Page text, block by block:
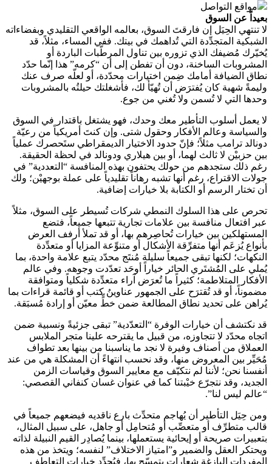
مواقع التواصل
بعيداً عن السوق
لا تنتهي الحِيَل إن فارقتَ السوق، بعالمه الواقعي التقليدي وبفضاءاته
الشبكية المتجدِّدة التي تُداهمك في بيتك. ففي المساء، مثلاً، قد
يُخيّرك مُضيفك الذي تزوره بين تناول المرطّبات الباردة أو
المشروبات الساخنة، دون أن تفطن إلى أن “كرمه” هذا إنّما حدّد
نطاق الضيافة أمامك ضِمن اختيارات محدّدة، أو لعلّه صرف عنك
وليمةً شهية كان يُفترَض أن تُهيّأ لك، فأشغلتك حيلتُه بالمشروبات
وحدها التي لا تُسمن ولا تُغني من جوع.
لا يعمل أسلوب التأطير معك وحدك، فهو يشتغل باقتدار في السوق
والسياسة وعالم الأفكار وحقول شتى. وإن كنتَ أمريكياً من رعيّة
دونالد ترامب مثلاً؛ فإنّ حدود الاختيار الديمقراطي ستَحصرك عملياً
بين حزبيْن لا ثالث لهما، أو بين هيلاري ودونالد في لحظة الحقيقة.
رغم ذلك ستجدهم من حولك يحتفون بهذه المنافسة “التعددية” في
جولات الاقتراع، رغم أنها تشبه رهاناً تقليدياً على عملة بوجهيْن؛ ولك
أن تختار الرسم أو الكتابة بلا خيارات إضافية.
تحرص على هذا السلوك النمطي شركات تُسيطر على السوق، مثلاً
عبر افتعال منافسة بين علامات تجارية تتبعها جميعاً، فتضع
المستهلكين بين خيارات تُحاصِرهم بها، أو قد تملأ أرفف العرض
بأنواع يُزعَم أنها متفرِّقة الأشكال أو متنوِّعة المزايا أو متعدِّدة
النكهات؛ لكنها تبقى جميعاً سليلة مُنتَج محدّد يتبع علامة واحدة، بما
يُملي على المُشتَري الحائر خياراً أوحَد تعدّدت وجوهه. وفي عالم
الأفكار المتلاطمة؛ كثيراً ما تُعرَض آراء متعدِّدة شكلياً ومتوافقة
مضموناً، أو قد تُقترَح على الجمهور عناوينُ كتب أو قائمة قراءات بما
يُراهن على تحديد نطاق المطالعة ضمن خطٍّ معيّن أو إرادة مُسبَقة.
قد نكتشف أن خيارات الوفرة “التعدّدية” تبقى جزئيةً ونسبية ضمن
اتجاه محدّد لا تتجاوزه، من قبيل ما يقترحه علينا متجر الملابس
العملاق من أصناف وفيرة لا نجد ما يناسبنا من بينها بعد تطواف
مُحَيِّر بين المعروض منها، وقد نحسب انتهاءً أن المشكلة هي من عند
أنفسنا نحن؛ لأننا لم نتكيّف مع معايير السوق وقياسات الزمن
الجديد، وقد نتجرّع خيْبتنا كما في عنوان غسان كنفاني القصصي:
“عالم ليس لنا”.
ومن حِيَل التأطير أن يُهاجم متحدِّث بارع ناقديه فيضعهم جميعاً في
قالب متطرِّف أو متعصِّب أو مُتحامِل أو جاهل، على سبيل المثال،
بتعبيرات صريحة أو إيحائية يستعملها، بينما يُصادِر القيم النبيلة لذاته
ويحتكر العقل والضمير و”امتياز الاختلاف” لنفسه؛ ويتخذ من هذه
المفردات البازغة شِعاراتٍ يتمسّح بها، فيُحدِّد خيارات التعاطف